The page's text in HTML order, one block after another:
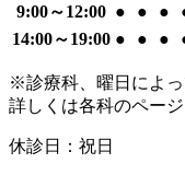
9:00～12:00 ● ● ●
14:00～19:00 ● ● ●
※診療科、曜日によっ
詳しくは各科のペー
休診日：祝日